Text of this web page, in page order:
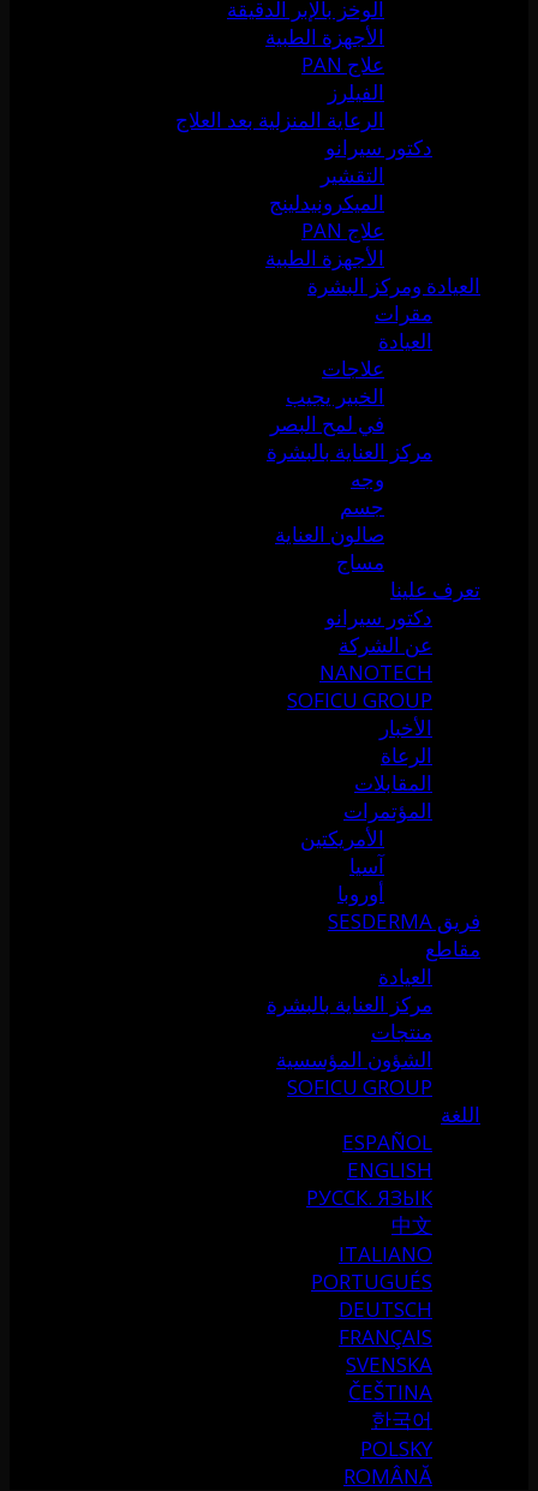
الوخز بالإبر الدقيقة
الأجهزة الطبية
علاج PAN
الفيلرز
الرعاية المنزلية بعد العلاج
دكتور سيرانو
التقشير
الميكرونيدلينج
علاج PAN
الأجهزة الطبية
العيادة ومركز البشرة
مقرات
العيادة
علاجات
الخبير يجيب
في لمح البصر
مركز العناية بالبشرة
وجه
جسم
صالون العناية
مساج
تعرف علينا
دكتور سيرانو
عن الشركة
NANOTECH
SOFICU GROUP
الأخبار
الرعاة
المقابلات
المؤتمرات
الأمريكتين
آسيا
أوروبا
فريق SESDERMA
مقاطع
العيادة
مركز العناية بالبشرة
منتجات
الشؤون المؤسسية
SOFICU GROUP
اللغة
ESPAÑOL
ENGLISH
РУССК. ЯЗЫК
中文
ITALIANO
PORTUGUÉS
DEUTSCH
FRANÇAIS
SVENSKA
ČEŠTINA
한국어
POLSKY
ROMÂNĂ